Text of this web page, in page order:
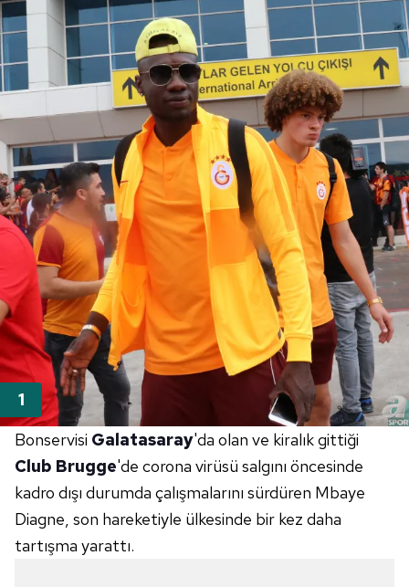
Bonservisi Galatasaray'da olan ve kiralık gittiği
Club Brugge'de corona virüsü salgını öncesinde
kadro dışı durumda çalışmalarını sürdüren Mbaye
Diagne, son hareketiyle ülkesinde bir kez daha
tartışma yarattı.